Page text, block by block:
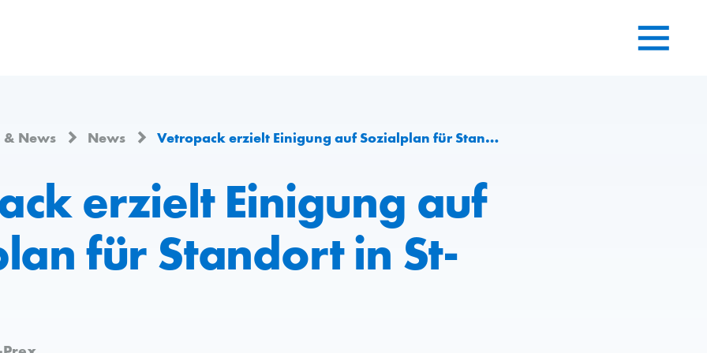
& News News Vetropack erzielt Einigung auf Sozialplan für Standort in St-Prex
erzielt Einigung auf
für Standort in St-